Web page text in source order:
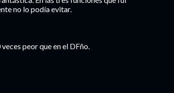
no lo podía evitar.
peor que en el DFño.